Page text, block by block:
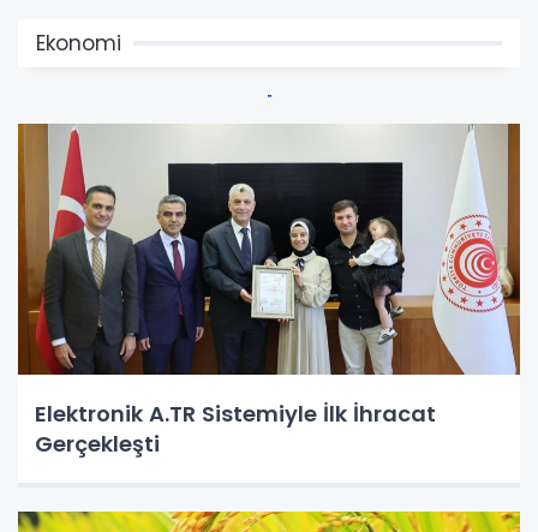
Ekonomi
Elektronik A.TR Sistemiyle İlk İhracat
Gerçekleşti